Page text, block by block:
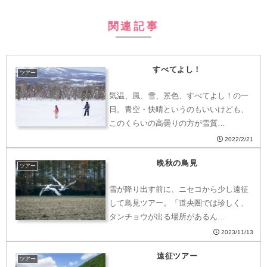
関連記事
ツアー すべてよし！
気温、風、雪、景色、すべてよし！の一
日。青空・快晴というのもいいけども、
このくらいの高曇りの方が雪質…
2022/2/21
ツアー 晩秋の鳥見
雪が降り出す前に、ニセコから少し遠征
して鳥見ツアー。「道央圏では珍しく、
タンチョウが出る場所があるん…
2023/11/13
ツアー 遠征ツアー